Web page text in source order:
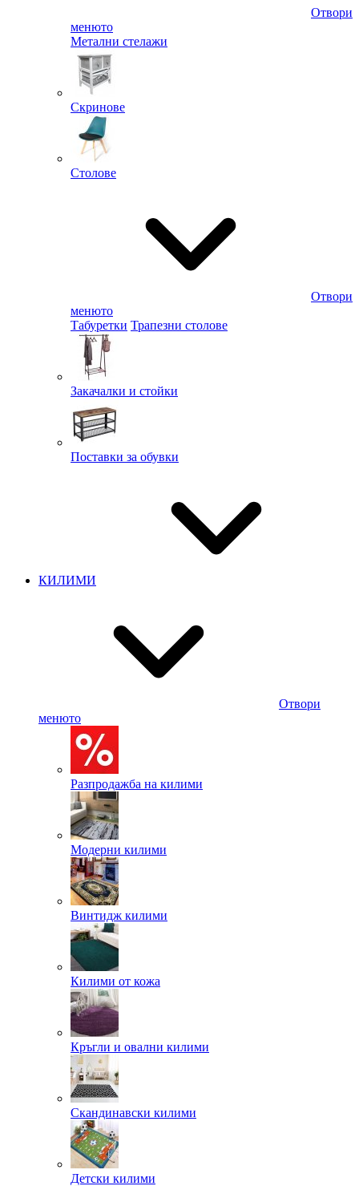
Отвори
менюто
Метални стелажи
Скринове
Столове
Отвори
менюто
Табуретки Трапезни столове
Закачалки и стойки
Поставки за обувки
КИЛИМИ
Отвори
менюто
Разпродажба на килими
Модерни килими
Винтидж килими
Килими от кожа
Кръгли и овални килими
Скандинавски килими
Детски килими